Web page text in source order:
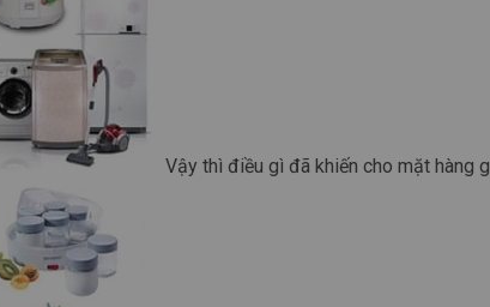
Vậy thì điều gì đã khiến cho mặt hàng